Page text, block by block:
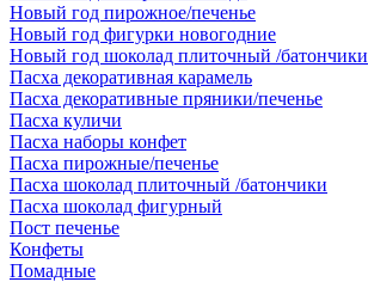
Новый год пирожное/печенье
Новый год фигурки новогодние
Новый год шоколад плиточный /батончики
Пасха декоративная карамель
Пасха декоративные пряники/печенье
Пасха куличи
Пасха наборы конфет
Пасха пирожные/печенье
Пасха шоколад плиточный /батончики
Пасха шоколад фигурный
Пост печенье
Конфеты
Помадные